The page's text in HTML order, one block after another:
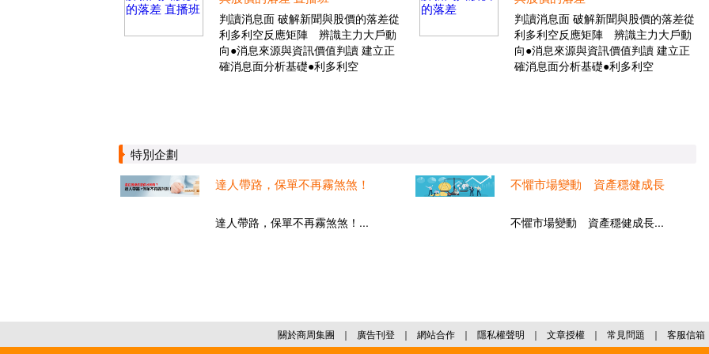
判讀消息面 破解新聞與股價的落差從
利多利空反應矩陣 辨識主力大戶動
向●消息來源與資訊價值判讀 建立正
確消息面分析基礎●利多利空
判讀消息面 破解新聞與股價的落差從
利多利空反應矩陣 辨識主力大戶動
向●消息來源與資訊價值判讀 建立正
確消息面分析基礎●利多利空
特別企劃
達人帶路，保單不再霧煞煞！
達人帶路，保單不再霧煞煞！...
不懼市場變動 資產穩健成長
不懼市場變動 資產穩健成長...
關於商周集團 ｜ 廣告刊登 ｜ 網站合作 ｜ 隱私權聲明 ｜ 文章授權 ｜ 常見問題 ｜ 客服信箱